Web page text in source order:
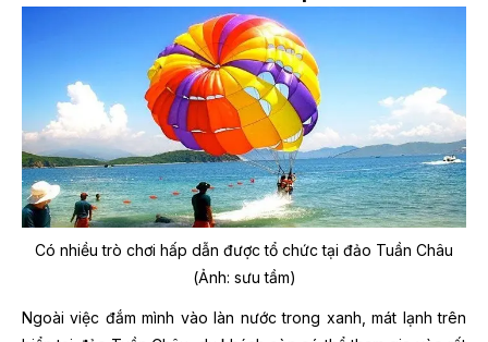
Có nhiều trò chơi hấp dẫn được tổ chức tại đảo Tuần Châu
(Ảnh: sưu tầm)
Ngoài việc đắm mình vào làn nước trong xanh, mát lạnh trên